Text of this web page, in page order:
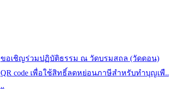
ขอเชิญร่วมปฏิบัติธรรม ณ วัดบรมสถล (วัดดอน)
QR code เพื่อใช้สิทธิ์ลดหย่อนภาษีสำหรับทำบุญเพื..
..